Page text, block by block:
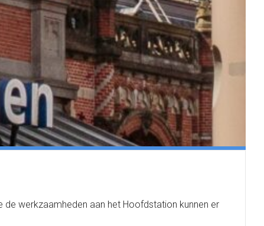
werkzaamheden aan het Hoofdstation kunnen er